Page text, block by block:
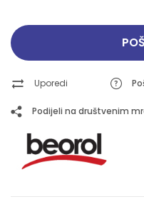
Uporedi
Podijeli na društvenim